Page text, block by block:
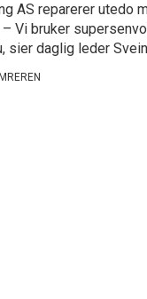
AS reparerer utedo
Vi bruker
sier daglig leder